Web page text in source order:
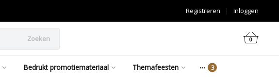
Inloggen
|
Registreren
Zoeken 0
Bedrukt promotiemateriaal Themafeesten